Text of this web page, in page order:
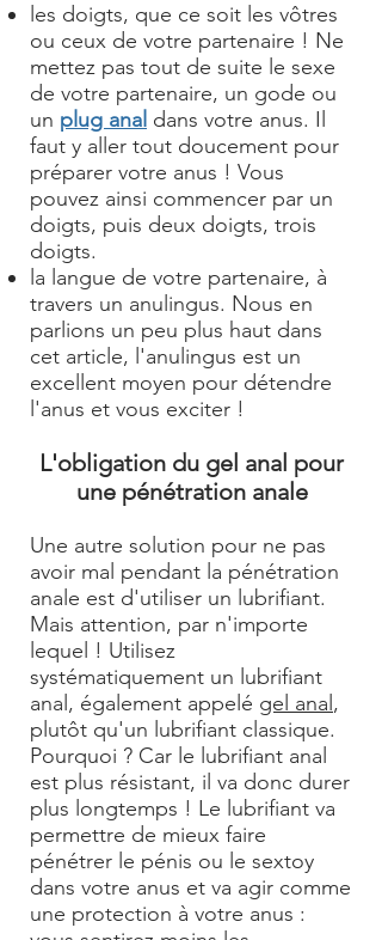
les doigts, que ce soit les vôtres
ou ceux de votre partenaire ! Ne
mettez pas tout de suite le sexe
de votre partenaire, un gode ou
un plug anal dans votre anus. Il
faut y aller tout doucement pour
préparer votre anus ! Vous
pouvez ainsi commencer par un
doigts, puis deux doigts, trois
doigts.
la langue de votre partenaire, à
travers un anulingus. Nous en
parlions un peu plus haut dans
cet article, l'anulingus est un
excellent moyen pour détendre
l'anus et vous exciter !
L'obligation du gel anal pour
une pénétration anale
Une autre solution pour ne pas
avoir mal pendant la pénétration
anale est d'utiliser un lubrifiant.
Mais attention, par n'importe
lequel ! Utilisez
systématiquement un lubrifiant
anal, également appelé gel anal ,
plutôt qu'un lubrifiant classique.
Pourquoi ? Car le lubrifiant anal
est plus résistant, il va donc durer
plus longtemps ! Le lubrifiant va
permettre de mieux faire
pénétrer le pénis ou le sextoy
dans votre anus et va agir comme
une protection à votre anus :